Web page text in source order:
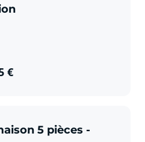
€
5 pièces -